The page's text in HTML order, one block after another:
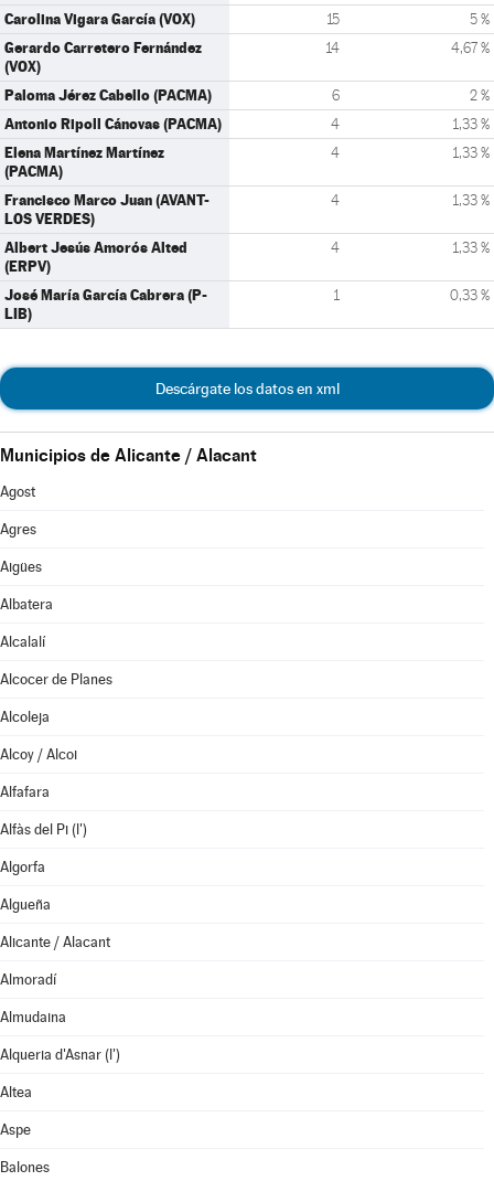
Carolina Vigara García (VOX) 15 5 %
Gerardo Carretero Fernández
(VOX)
14 4,67 %
Paloma Jérez Cabello (PACMA) 6 2 %
Antonio Ripoll Cánovas (PACMA) 4 1,33 %
Elena Martínez Martínez
(PACMA)
4 1,33 %
Francisco Marco Juan (AVANT-
LOS VERDES)
4 1,33 %
Albert Jesús Amorós Alted
(ERPV)
4 1,33 %
José María García Cabrera (P-
LIB)
1 0,33 %
Descárgate los datos en xml
Municipios de Alicante / Alacant
Agost
Agres
Aigües
Albatera
Alcalalí
Alcocer de Planes
Alcoleja
Alcoy / Alcoi
Alfafara
Alfàs del Pi (l')
Algorfa
Algueña
Alicante / Alacant
Almoradí
Almudaina
Alqueria d'Asnar (l')
Altea
Aspe
Balones